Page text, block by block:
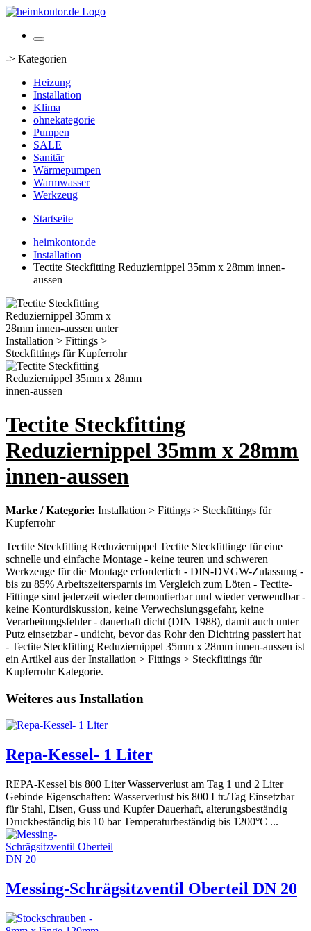
-> Kategorien
Heizung
Installation
Klima
ohnekategorie
Pumpen
SALE
Sanitär
Wärmepumpen
Warmwasser
Werkzeug
Startseite
heimkontor.de
Installation
Tectite Steckfitting Reduziernippel 35mm x 28mm innen-
aussen
Tectite Steckfitting
Reduziernippel 35mm x 28mm
innen-aussen
Marke / Kategorie: Installation > Fittings > Steckfittings für
Kupferrohr
Tectite Steckfitting Reduziernippel Tectite Steckfittinge für eine
schnelle und einfache Montage - keine teuren und schweren
Werkzeuge für die Montage erforderlich - DIN-DVGW-Zulassung -
bis zu 85% Arbeitszeitersparnis im Vergleich zum Löten - Tectite-
Fittinge sind jederzeit wieder demontierbar und wieder verwendbar -
keine Konturdiskussion, keine Verwechslungsgefahr, keine
Verarbeitungsfehler - dauerhaft dicht (DIN 1988), damit auch unter
Putz einsetzbar - undicht, bevor das Rohr den Dichtring passiert hat
- Tectite Steckfitting Reduziernippel 35mm x 28mm innen-aussen ist
ein Artikel aus der Installation > Fittings > Steckfittings für
Kupferrohr Kategorie.
Weiteres aus Installation
Repa-Kessel- 1 Liter
REPA-Kessel bis 800 Liter Wasserverlust am Tag 1 und 2 Liter
Gebinde Eigenschaften: Wasserverlust bis 800 Ltr./Tag Einsetzbar
für Stahl, Eisen, Guss und Kupfer Dauerhaft, alterungsbeständig
Druckbeständig bis 10 bar Temperaturbeständig bis 1200°C ...
Messing-Schrägsitzventil Oberteil DN 20